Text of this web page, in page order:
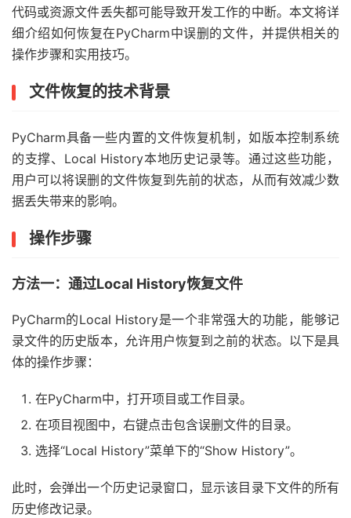
代码或资源文件丢失都可能导致开发工作的中断。本文将详
细介绍如何恢复在PyCharm中误删的文件，并提供相关的
操作步骤和实用技巧。
文件恢复的技术背景
PyCharm具备一些内置的文件恢复机制，如版本控制系统
的支撑、Local History本地历史记录等。通过这些功能，
用户可以将误删的文件恢复到先前的状态，从而有效减少数
据丢失带来的影响。
操作步骤
方法一：通过Local History恢复文件
PyCharm的Local History是一个非常强大的功能，能够记
录文件的历史版本，允许用户恢复到之前的状态。以下是具
体的操作步骤：
在PyCharm中，打开项目或工作目录。
在项目视图中，右键点击包含误删文件的目录。
选择“Local History”菜单下的“Show History”。
此时，会弹出一个历史记录窗口，显示该目录下文件的所有
历史修改记录。